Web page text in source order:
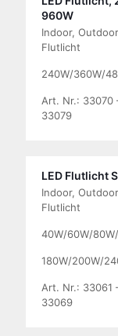
960W
Indoor, Outdoor
Flutlicht
240W/360W/
Art. Nr.: 33070
33079
LED Flutlicht
Indoor, Outdoor
Flutlicht
40W/60W/
180W/200W/
Art. Nr.: 33061
33069